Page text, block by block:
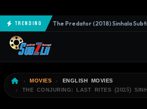
TrendingNEW The Predator (2018) Sinhala
MOVIES
ENGLISH MOVIES
THE CONJURING: LAST RITES (2025)